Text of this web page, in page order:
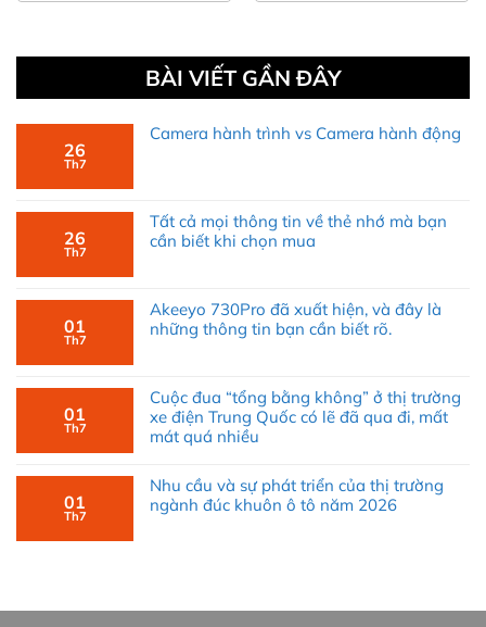
Thông tin về sản phẩm xin vui lòng liên hệ trực tiếp
BÀI VIẾT GẦN ĐÂY
26
Th7
Camera hành trình vs Camera hành động
26
Th7
Tất cả mọi thông tin về thẻ nhớ mà bạn
cần biết khi chọn mua
01
Th7
Akeeyo 730Pro đã xuất hiện, và đây là
những thông tin bạn cần biết rõ.
01
Th7
Cuộc đua “tổng bằng không” ở thị trường
xe điện Trung Quốc có lẽ đã qua đi, mất
mát quá nhiều
01
Th7
Nhu cầu và sự phát triển của thị trường
ngành đúc khuôn ô tô năm 2026